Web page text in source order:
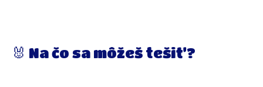
🐰 Na čo sa môžeš tešiť?